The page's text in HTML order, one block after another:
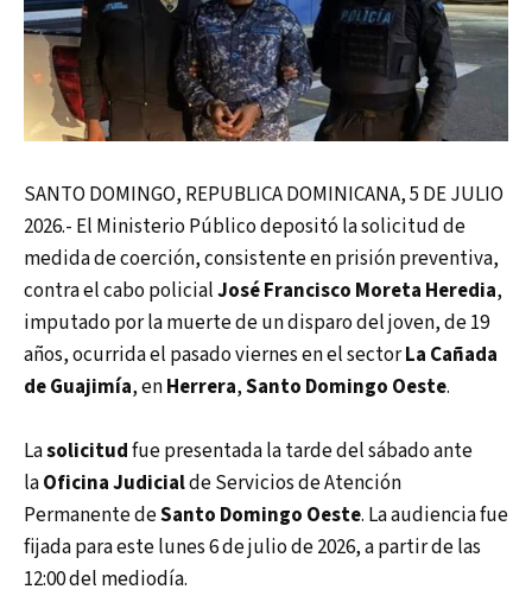
SANTO DOMINGO, REPUBLICA DOMINICANA, 5 DE JULIO
2026.- El Ministerio Público depositó la solicitud de
medida de coerción, consistente en prisión preventiva,
contra el cabo policialJosé Francisco Moreta Heredia,
imputado por la muerte de un disparo del joven, de 19
años, ocurrida el pasado viernes en el sectorLa Cañada
de Guajimía, enHerrera,Santo Domingo Oeste.
Lasolicitudfue presentada la tarde del sábado ante
laOficina Judicialde Servicios de Atención
Permanente deSanto Domingo Oeste. La audiencia fue
fijada para este lunes 6 de julio de 2026, a partir de las
12:00 del mediodía.